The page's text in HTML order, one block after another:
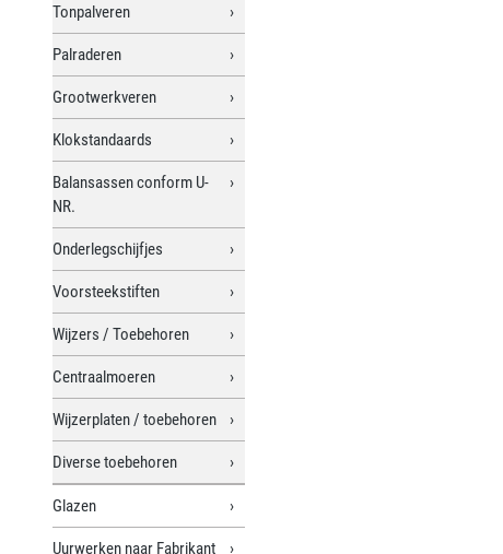
Tonpalveren
Palraderen
Grootwerkveren
Klokstandaards
Balansassen conform U-
NR.
Onderlegschijfjes
Voorsteekstiften
Wijzers / Toebehoren
Centraalmoeren
Wijzerplaten / toebehoren
Diverse toebehoren
Glazen
Uurwerken naar Fabrikant